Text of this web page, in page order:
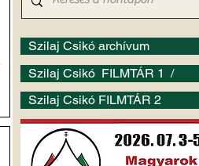
Szilaj Csikó archívum
Szilaj Csikó FILMTÁR 1 /
Szilaj Csikó FILMTÁR 2